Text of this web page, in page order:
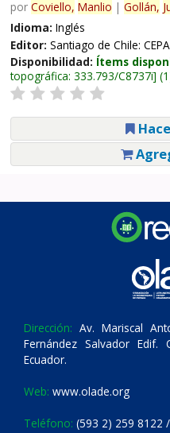
por Coviello, Manlio | Gollán,
Idioma: Inglés
Editor: Santiago de Chile:
Disponibilidad: Ítems
topográfica: 333.793/C8737i
Dirección: Av. Mariscal
Fernández Salvador
Ecuador.
Web: www.olade.org
Teléfono: (593 2) 259 8122